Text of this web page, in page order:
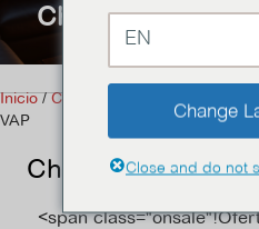
Chimeneas,
Inicio/Chimeneas
VAP
Chimenea
<span
EN
Change
Close and do not